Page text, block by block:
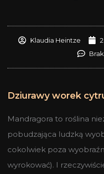
Klaudia Heintze
Dziurawy worek
Mandragora to roślina
pobudzająca ludzką
cokolwiek poza
wyrokować). I